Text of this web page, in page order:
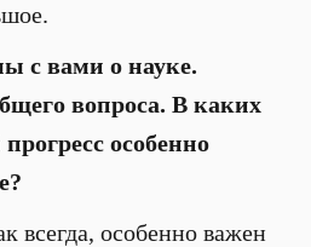
с вами о науке.
вопроса. В каких
особенно
всегда, особенно важен